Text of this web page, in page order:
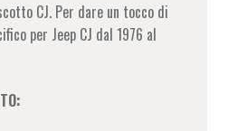
CJ. Per dare un tocco di
per Jeep CJ dal 1976 al